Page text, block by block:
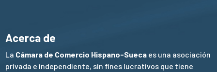
Acerca de
La Cámara de Comercio Hispano-Sueca es una asociación
privada e independiente, sin fines lucrativos que tiene